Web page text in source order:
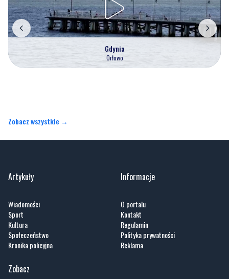
Gdynia
Orłowo
Artykuły
Sport
Kronika policyjna
Informacje
Kontakt
Reklama
Zobacz
Nasze HotSpoty